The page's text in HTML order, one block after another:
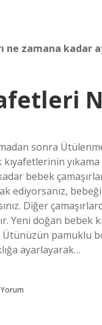
ne zamana kadar
sonra
kıyafetlerinin
bebek
ediyorsanız,
Diğer
Yeni doğan bebek
pamuklu
ayarlayarak…